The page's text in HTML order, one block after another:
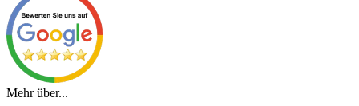
Mehr über...